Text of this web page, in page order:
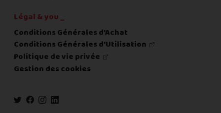
Légal & you _
Conditions Générales d'Achat
Conditions Générales d'Utilisation
Politique de vie privée
Gestion des cookies